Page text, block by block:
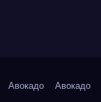
Авокадо Авокадо